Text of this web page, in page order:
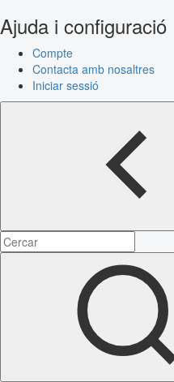
Ajuda i configuració
Compte
Contacta amb nosaltres
Iniciar sessió